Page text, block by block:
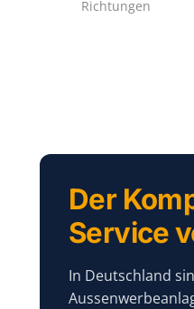
Richtungen
Der
Service
In Deutschland